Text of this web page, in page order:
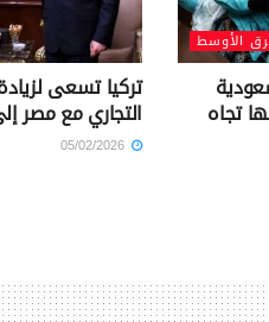
الأوسط
تجاه
تركيا تسعى
التجاري مع مصر إلى 15 مليار